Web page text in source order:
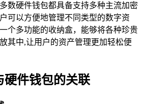
数硬件钱包都具备支持多种主流加密
可以方便地管理不同类型的数字资
个多功能的收纳盒，能够将各种珍贵
其中,让用户的资产管理更加轻松便
硬件钱包的关联